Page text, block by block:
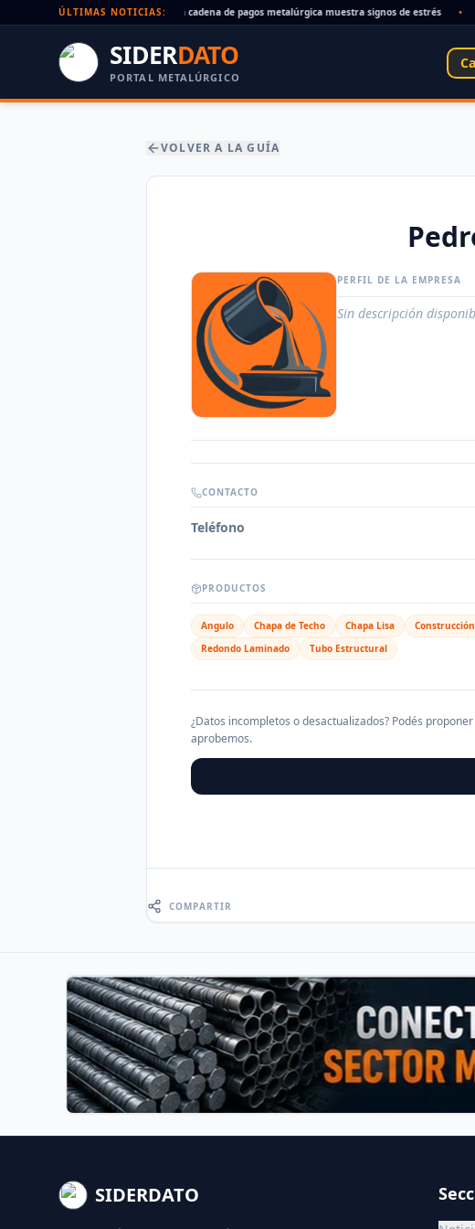
ÚLTIMAS NOTICIAS:
Cheques rechazados en alza: la cadena de pagos metalúrgica muestra signos de estrés
SIDERDATO
PORTAL METALÚRGICO
VOLVER A LA GUÍA
PERFIL DE LA EMPRESA
Sin descripción
CONTACTO
Teléfono
PRODUCTOS
Angulo Chapa de Techo Chapa Lisa
Redondo Laminado
Tubo Estructural
¿Datos incompletos o desactualizados? Podés
aprobemos.
COMPARTIR
SIDERDATO